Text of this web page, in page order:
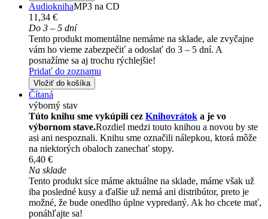
AudioknihaMP3 na CD
11,34 €
Do 3 – 5 dní
Tento produkt momentálne nemáme na sklade, ale zvyčajne
vám ho vieme zabezpečiť a odoslať do 3 – 5 dní. A
posnažíme sa aj trochu rýchlejšie!
Pridať do zoznamu
Vložiť do košíka
Čítaná
výborný stav
Túto knihu sme vykúpili cez Knihovrátok a je vo
výbornom stave.Rozdiel medzi touto knihou a novou by ste
asi ani nespoznali. Knihu sme označili nálepkou, ktorá môže
na niektorých obaloch zanechať stopy.
6,40 €
Na sklade
Tento produkt síce máme aktuálne na sklade, máme však už
iba posledné kusy a ďalšie už nemá ani distribútor, preto je
možné, že bude onedlho úplne vypredaný. Ak ho chcete mať,
ponáhľajte sa!